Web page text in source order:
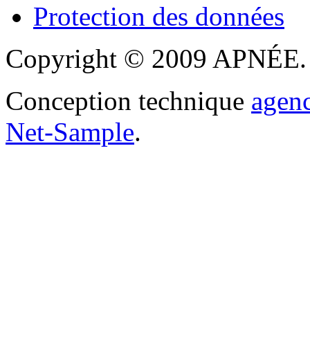
Protection des données
Copyright © 2009 APNÉE.
Conception technique
Net-Sample.